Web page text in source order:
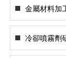
金屬材料加
冷卻噴霧劑